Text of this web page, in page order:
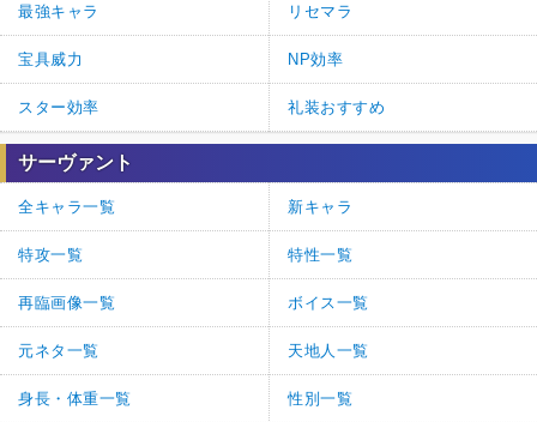
最強キャラ リセマラ
宝具威力 NP効率
スター効率 礼装おすすめ
サーヴァント
全キャラ一覧 新キャラ
特攻一覧 特性一覧
再臨画像一覧 ボイス一覧
元ネタ一覧 天地人一覧
身長・体重一覧 性別一覧